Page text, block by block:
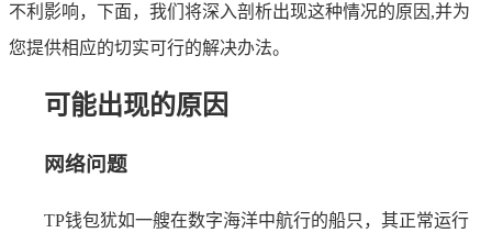
不利影响，下面，我们将深入剖析出现这种情况的原因,并为
您提供相应的切实可行的解决办法。
可能出现的原因
网络问题
TP钱包犹如一艘在数字海洋中航行的船只，其正常运行